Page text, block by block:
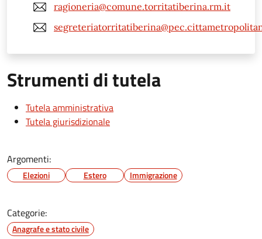
ragioneria@comune.torritatiberina.rm.it
Strumenti di tutela
Tutela amministrativa
Tutela giurisdizionale
Argomenti:
Elezioni Estero Immigrazione
Categorie:
Anagrafe e stato civile